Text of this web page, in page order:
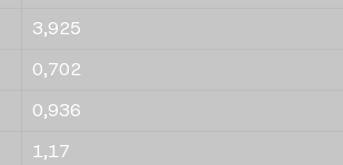
3,925
0,702
0,936
1,17